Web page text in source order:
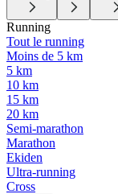
Running
Tout le running
Moins de 5 km
5 km
10 km
15 km
20 km
Semi-marathon
Marathon
Ekiden
Ultra-running
Cross